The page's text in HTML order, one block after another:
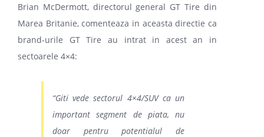
Brian McDermott, directorul general GT Tire din
Marea Britanie, comenteaza in aceasta directie ca
brand-urile GT Tire au intrat in acest an in
sectoarele 4×4:
“Giti vede sectorul 4×4/SUV ca un
important segment de piata, nu
doar pentru potentialul de